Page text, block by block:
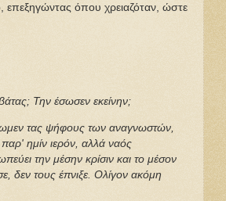
όπου χρειαζόταν, ώστε
Την έσωσεν εκείνην;
τας ψήφους των αναγνωστών,
ημίν ιερόν, αλλά ναός
την μέσην κρίσιν και το μέσον
δεν τους έπνιξε. Ολίγον ακόμη